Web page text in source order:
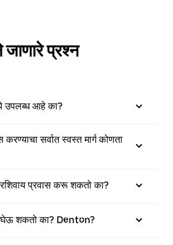
जाणारे प्रश्न
उपलब्ध आहे का?
सर्वात स्वस्त मार्ग कोणता
प्रवास करू शकतो का?
घेऊ शकतो का? Denton?